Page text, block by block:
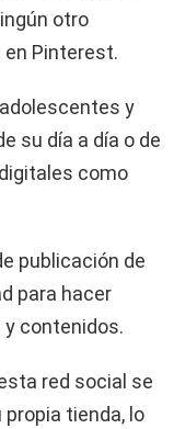
otro
en Pinterest.
y
su día a día o de
como
publicación de
para hacer
contenidos.
red social se
tienda, lo